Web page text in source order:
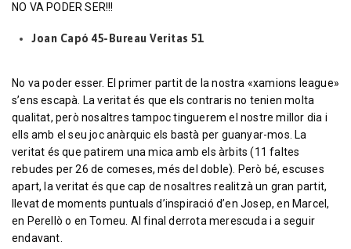
NO VA PODER SER!!!
Joan Capó 45-Bureau Veritas 51
No va poder esser. El primer partit de la nostra «xamions league»
s’ens escapà. La veritat és que els contraris no tenien molta
qualitat, però nosaltres tampoc tinguerem el nostre millor dia i
ells amb el seu joc anàrquic els bastà per guanyar-mos. La
veritat és que patirem una mica amb els àrbits (11 faltes
rebudes per 26 de comeses, més del doble). Però bé, escuses
apart, la veritat és que cap de nosaltres realitzà un gran partit,
llevat de moments puntuals d’inspiració d’en Josep, en Marcel,
en Perellò o en Tomeu. Al final derrota merescuda i a seguir
endavant.